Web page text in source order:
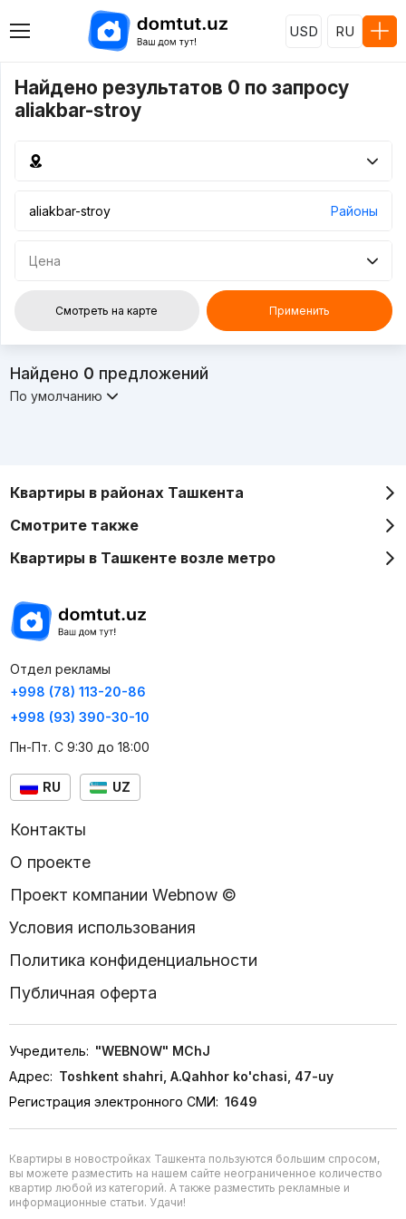
USD RU
Найдено результатов 0 по запросу
aliakbar-stroy
Районы
Цена
Смотреть на карте Применить
Найдено 0 предложений
По умолчанию
Квартиры в районах Ташкента
Смотрите также
Квартиры в Ташкенте возле метро
Отдел рекламы
+998 (78) 113-20-86
+998 (93) 390-30-10
Пн-Пт. С 9:30 до 18:00
RU UZ
Контакты
О проекте
Проект компании Webnow ©
Условия использования
Политика конфиденциальности
Публичная оферта
Учредитель: "WEBNOW" MChJ
Адрес: Toshkent shahri, A.Qahhor ko'chasi, 47-uy
Регистрация электронного СМИ: 1649
Квартиры в новостройках Ташкента пользуются большим спросом,
вы можете разместить на нашем сайте неограниченное количество
квартир любой из категорий. А также разместить рекламные и
информационные статьи. Удачи!